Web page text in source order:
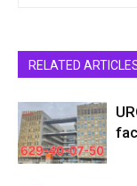
RELATED